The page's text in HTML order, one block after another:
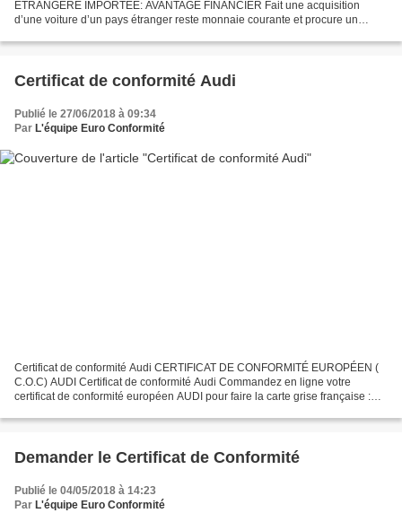
ETRANGERE IMPORTEE: AVANTAGE FINANCIER Fait une acquisition
d’une voiture d’un pays étranger reste monnaie courante et procure un
importent...
Certificat de conformité Audi
Publié le 27/06/2018 à 09:34
Par L'équipe Euro Conformité
Certificat de conformité Audi CERTIFICAT DE CONFORMITÉ EUROPÉEN (
C.O.C) AUDI Certificat de conformité Audi Commandez en ligne votre
certificat de conformité européen AUDI pour faire la carte grise française :
Demander le Certificat de Conformité
Publié le 04/05/2018 à 14:23
Par L'équipe Euro Conformité